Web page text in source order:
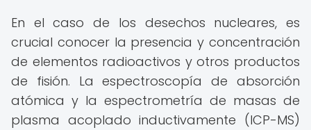
En el caso de los desechos nucleares, es
crucial conocer la presencia y concentración
de elementos radioactivos y otros productos
de fisión. La espectroscopía de absorción
atómica y la espectrometría de masas de
plasma acoplado inductivamente (ICP-MS)